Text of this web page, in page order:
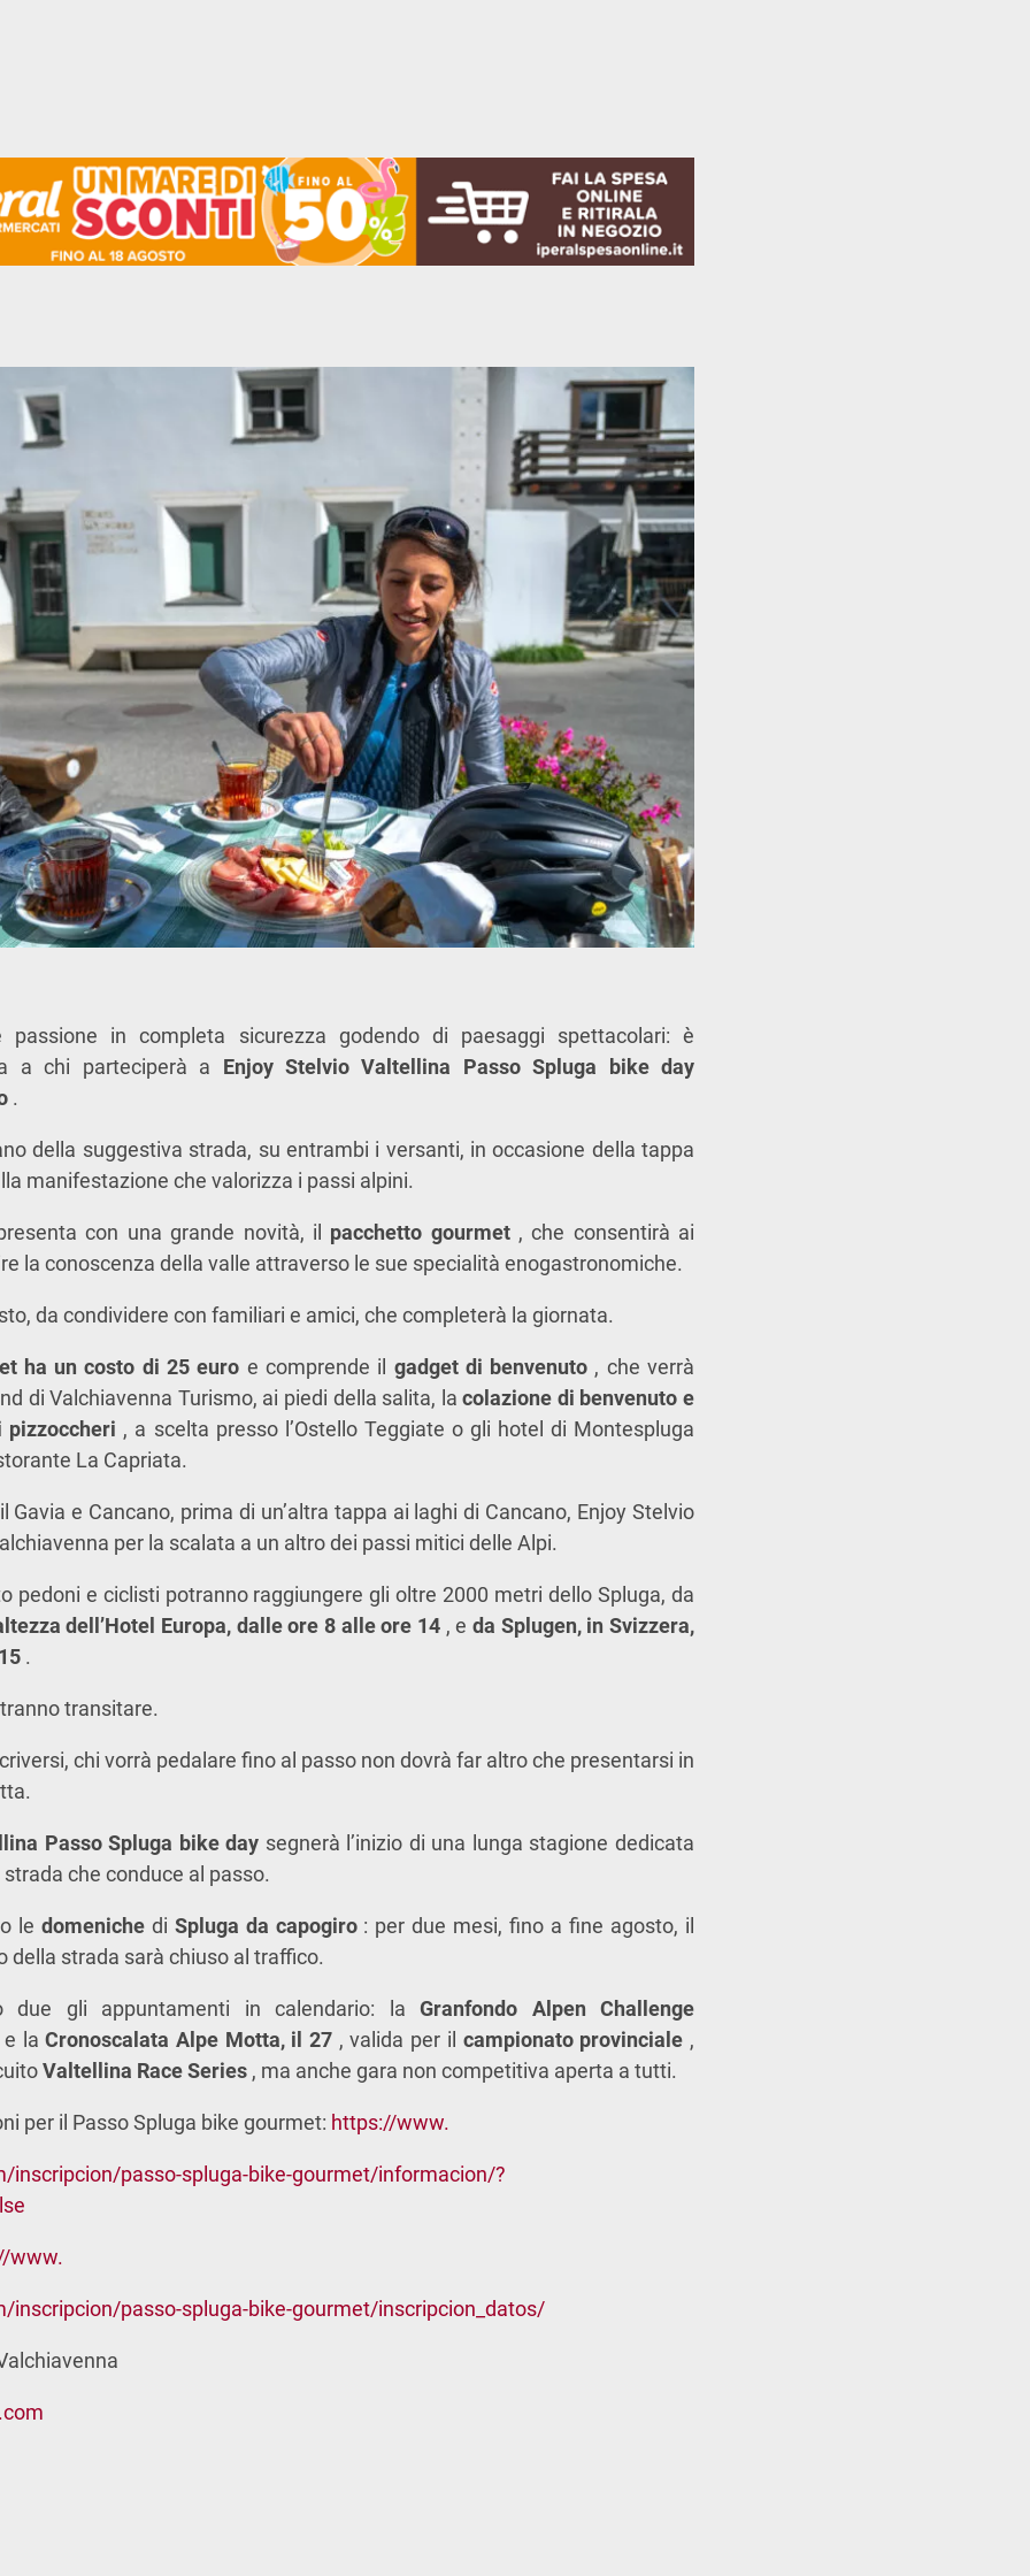
passione in completa sicurezza godendo di paesaggi spettacolari: è
a chi parteciperà a Enjoy Stelvio Valtellina Passo Spluga bike day
.
della suggestiva strada, su entrambi i versanti, in occasione della tappa
manifestazione che valorizza i passi alpini.
con una grande novità, il pacchetto gourmet , che consentirà ai
la conoscenza della valle attraverso le sue specialità enogastronomiche.
da condividere con familiari e amici, che completerà la giornata.
ha un costo di 25 euro e comprende il gadget di benvenuto , che verrà
di Valchiavenna Turismo, ai piedi della salita, lacolazione di benvenuto e
pizzoccheri , a scelta presso l’Ostello Teggiate o gli hotel di Montespluga
La Capriata.
Gavia e Cancano, prima di un’altra tappa ai laghi di Cancano, Enjoy Stelvio
per la scalata a un altro dei passi mitici delle Alpi.
pedoni e ciclisti potranno raggiungere gli oltre 2000 metri dello Spluga, da
dell’Hotel Europa, dalle ore 8 alle ore 14 , eda Splugen, in Svizzera,
.
transitare.
chi vorrà pedalare fino al passo non dovrà far altro che presentarsi in
Passo Spluga bike day segnerà l’inizio di una lunga stagione dedicata
che conduce al passo.
le domeniche di Spluga da capogiro : per due mesi, fino a fine agosto, il
della strada sarà chiuso al traffico.
due gli appuntamenti in calendario: laGranfondo Alpen Challenge
e laCronoscalata Alpe Motta, il 27 , valida per il campionato provinciale ,
Valtellina Race Series , ma anche gara non competitiva aperta a tutti.
per il Passo Spluga bike gourmet: https://www.
inscripcion/passo-spluga-bike-gourmet/informacion/?
www.
inscripcion/passo-spluga-bike-gourmet/inscripcion_datos/